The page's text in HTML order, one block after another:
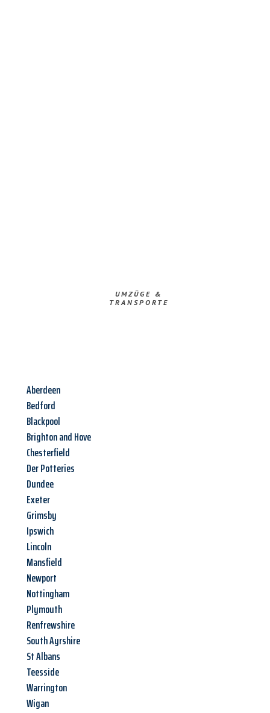
UMZÜGE &
TRANSPORTE
Aberdeen
Bedford
Blackpool
Brighton and Hove
Chesterfield
Der Potteries
Dundee
Exeter
Grimsby
Ipswich
Lincoln
Mansfield
Newport
Nottingham
Plymouth
Renfrewshire
South Ayrshire
St Albans
Teesside
Warrington
Wigan